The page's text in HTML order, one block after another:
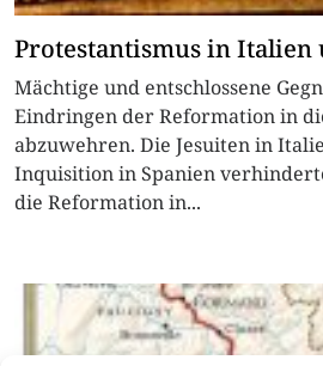
Protestantismus in Italien
Mächtige und entschlossene
Eindringen der Reformation in
abzuwehren. Die Jesuiten in
Inquisition in Spanien
die Reformation in...